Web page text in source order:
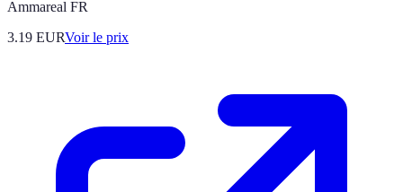
Ammareal FR
3.19 EURVoir le prix